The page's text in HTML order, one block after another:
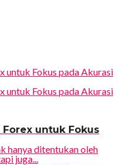
untuk Fokus
hanya ditentukan oleh
juga...